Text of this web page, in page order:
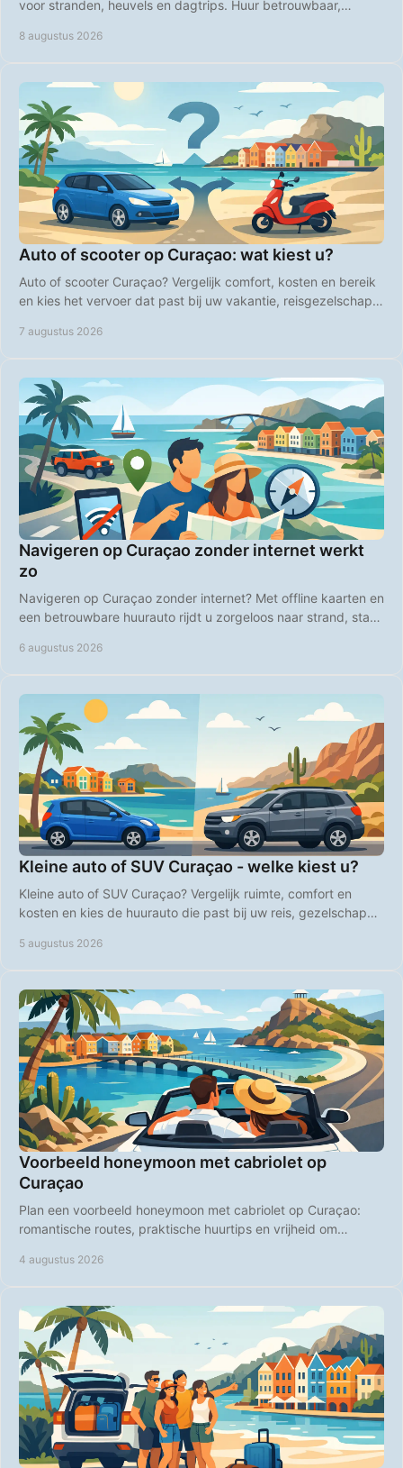
voor stranden, heuvels en dagtrips. Huur betrouwbaar,
8 augustus 2026
Auto of scooter op Curaçao: wat kiest u?
Auto of scooter Curaçao? Vergelijk comfort, kosten en bereik
en kies het vervoer dat past bij uw vakantie, reisgezelschap
7 augustus 2026
Navigeren op Curaçao zonder internet werkt
zo
Navigeren op Curaçao zonder internet? Met offline kaarten en
een betrouwbare huurauto rijdt u zorgeloos naar strand, stad
6 augustus 2026
Kleine auto of SUV Curaçao - welke kiest u?
Kleine auto of SUV Curaçao? Vergelijk ruimte, comfort en
kosten en kies de huurauto die past bij uw reis, gezelschap
5 augustus 2026
Voorbeeld honeymoon met cabriolet op
Curaçao
Plan een voorbeeld honeymoon met cabriolet op Curaçao:
romantische routes, praktische huurtips en vrijheid om
4 augustus 2026